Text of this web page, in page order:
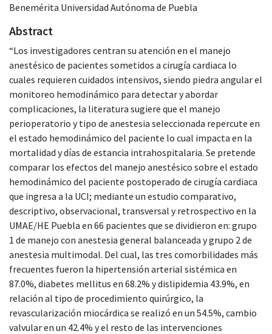
Benemérita Universidad Autónoma de Puebla
Abstract
“Los investigadores centran su atención en el manejo
anestésico de pacientes sometidos a cirugía cardiaca lo
cuales requieren cuidados intensivos, siendo piedra angular el
monitoreo hemodinámico para detectar y abordar
complicaciones, la literatura sugiere que el manejo
perioperatorio y tipo de anestesia seleccionada repercute en
el estado hemodinámico del paciente lo cual impacta en la
mortalidad y días de estancia intrahospitalaria. Se pretende
comparar los efectos del manejo anestésico sobre el estado
hemodinámico del paciente postoperado de cirugía cardiaca
que ingresa a la UCI; mediante un estudio comparativo,
descriptivo, observacional, transversal y retrospectivo en la
UMAE/HE Puebla en 66 pacientes que se dividieron en: grupo
1 de manejo con anestesia general balanceada y grupo 2 de
anestesia multimodal. Del cual, las tres comorbilidades más
frecuentes fueron la hipertensión arterial sistémica en
87.0%, diabetes mellitus en 68.2% y dislipidemia 43.9%, en
relación al tipo de procedimiento quirúrgico, la
revascularización miocárdica se realizó en un 54.5%, cambio
valvular en un 42.4% y el resto de las intervenciones